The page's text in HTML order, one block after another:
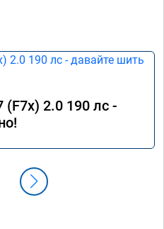
(F7x) 2.0 190 лс -